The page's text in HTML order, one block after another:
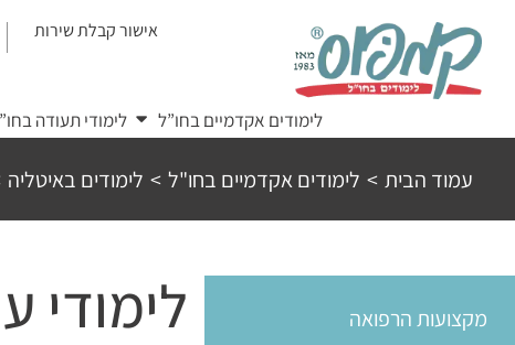
content
אישור קבלת שירות
לימודים אקדמיים בחו”ל לימודי תעודה
עמוד הבית > לימודים אקדמיים בחו"ל > לימודים באיטליה
לימודי מקצועות הרפואה